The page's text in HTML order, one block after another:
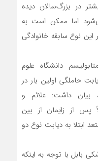
در بزرگ‌سالان دیده
اما ممکن است به
این نوع سابقه خانوادگی
دانشگاه علوم
حاملگی اولین بار در
بیان داشت: علائم و
پس از زایمان از بین
ابتلا به دیابت نوع دو
بابل با توجه به اینکه